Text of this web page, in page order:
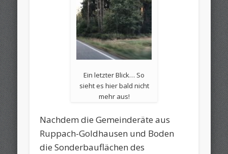
Ein letzter Blick… So
sieht es hier bald nicht
mehr aus!
Nachdem die Gemeinderäte aus
Ruppach-Goldhausen und Boden
die Sonderbauflächen des